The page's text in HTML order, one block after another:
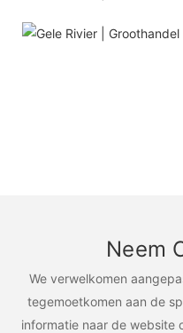
Neem
We verwelkomen
tegemoetkomen aan de
informatie naar de website